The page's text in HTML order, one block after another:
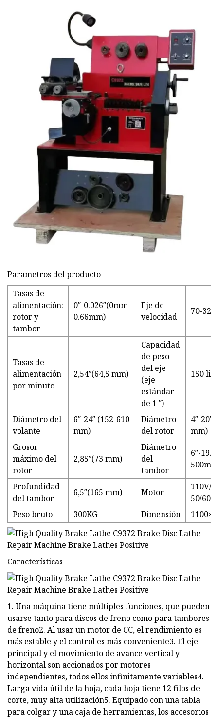
Parametros del producto
Tasas de
alimentación:
rotor y
tambor
0″-0.026″(0mm-
0.66mm)
Eje de
velocidad
70-320
Tasas de
alimentación
por minuto
2,54″(64,5 mm)
Capacidad
de peso
del eje
(eje
estándar
de 1 ″)
150
Diámetro del
volante
6″-24″ (152-610
mm)
Diámetro
del rotor
4″-20″
mm)
Grosor
máximo del
rotor
2,85″(73 mm)
Diámetro
del
tambor
6″-
Profundidad
del tambor
6,5″(165 mm) Motor
110V/
50/
Peso bruto
300KG Dimensión
Características
1. Una máquina tiene múltiples funciones, que pueden
usarse tanto para discos de freno como para tambores
de freno2. Al usar un motor de CC, el rendimiento es
más estable y el control es más conveniente3. El eje
principal y el movimiento de avance vertical y
horizontal son accionados por motores
independientes, todos ellos infinitamente variables4.
Larga vida útil de la hoja, cada hoja tiene 12 filos de
corte, muy alta utilización5. Equipado con una tabla
para colgar y una caja de herramientas, los accesorios